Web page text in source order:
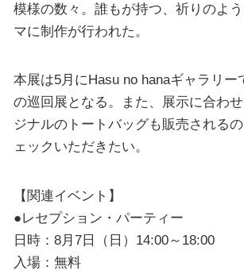
模様の数々。誰もが持つ、祈りのよ
マに制作が行われた。
本展は5月にHasu no hanaギャラリー
の巡回展となる。また、展示に合わ
ジナルのトートバッグも販売される
ェックいただきたい。
【関連イベント】
●レセプション・パーティー
日時：8月7日（日）14:00～18:00
入場：無料